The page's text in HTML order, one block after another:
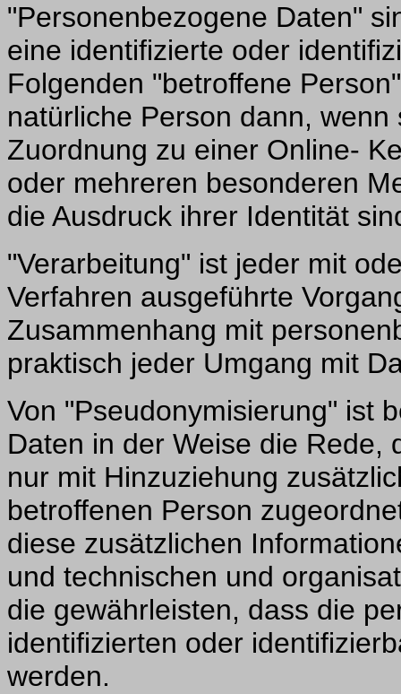
"Personenbezogene Daten"
eine identifizierte oder
Folgenden "betroffene
natürliche Person dann,
Zuordnung zu einer Online-
oder mehreren besonderen
die Ausdruck ihrer Identität
"Verarbeitung" ist jeder mit
Verfahren ausgeführte
Zusammenhang mit
praktisch jeder Umgang mit
Von "Pseudonymisierung" ist
Daten in der Weise die Rede,
nur mit Hinzuziehung
betroffenen Person
diese zusätzlichen
und technischen und
die gewährleisten, dass die
identifizierten oder
werden.